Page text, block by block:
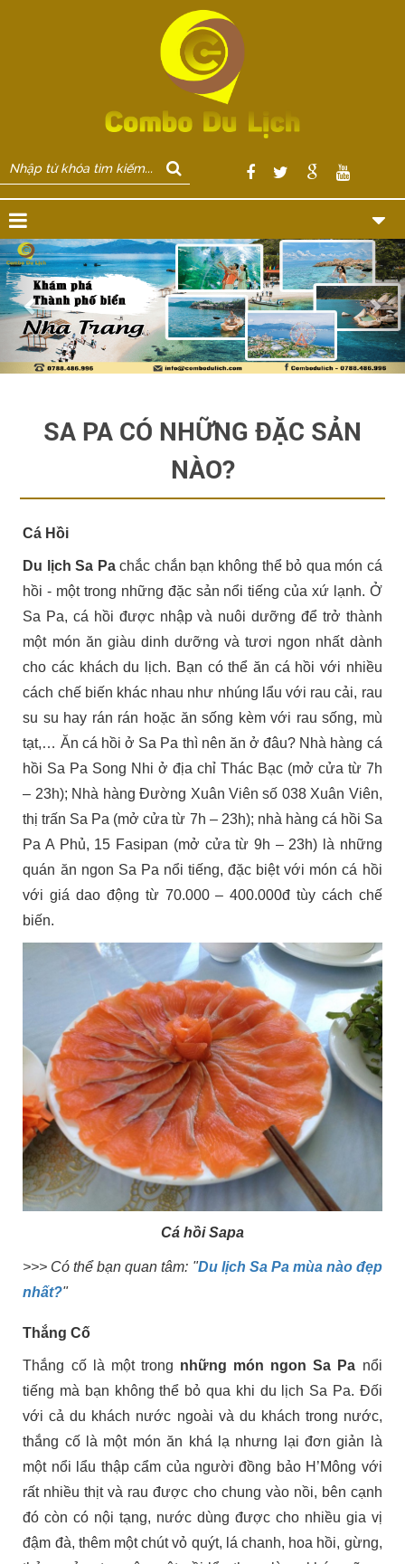
Previous
SA PA CÓ NHỮNG ĐẶC SẢN
NÀO?
Cá Hồi
Du lịch Sa Pachắc chắn bạn không thể bỏ qua món cá
hồi - một trong những đặc sản nổi tiếng của xứ lạnh. Ở
Sa Pa, cá hồi được nhập và nuôi dưỡng để trở thành
một món ăn giàu dinh dưỡng và tươi ngon nhất dành
cho các khách du lịch. Bạn có thể ăn cá hồi với nhiều
cách chế biến khác nhau như nhúng lẩu với rau cải, rau
su su hay rán rán hoặc ăn sống kèm với rau sống, mù
tạt,… Ăn cá hồi ở Sa Pa thì nên ăn ở đâu? Nhà hàng cá
hồi Sa Pa Song Nhi ở địa chỉ Thác Bạc (mở cửa từ 7h
– 23h); Nhà hàng Đường Xuân Viên số 038 Xuân Viên,
thị trấn Sa Pa (mở cửa từ 7h – 23h); nhà hàng cá hồi Sa
Pa A Phủ, 15 Fasipan (mở cửa từ 9h – 23h) là những
quán ăn ngon Sa Pa nổi tiếng, đặc biệt với món cá hồi
với giá dao động từ 70.000 – 400.000đ tùy cách chế
biến.
Cá hồi Sapa
>>> Có thể bạn quan tâm: "Du lịch Sa Pa mùa nào đẹp
nhất?"
Thắng Cố
Thắng cố là một trong những món ngon Sa Pa nổi
tiếng mà bạn không thể bỏ qua khi du lịch Sa Pa. Đối
với cả du khách nước ngoài và du khách trong nước,
thắng cố là một món ăn khá lạ nhưng lại đơn giản là
một nổi lẩu thập cẩm của người đồng bảo H’Mông với
rất nhiều thịt và rau được cho chung vào nồi, bên cạnh
đó còn có nội tạng, nước dùng được cho nhiều gia vị
đậm đà, thêm một chút vỏ quýt, lá chanh, hoa hồi, gừng,